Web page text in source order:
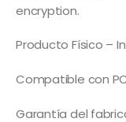
encryption.
Producto Físico –
Compatible con
Garantía del